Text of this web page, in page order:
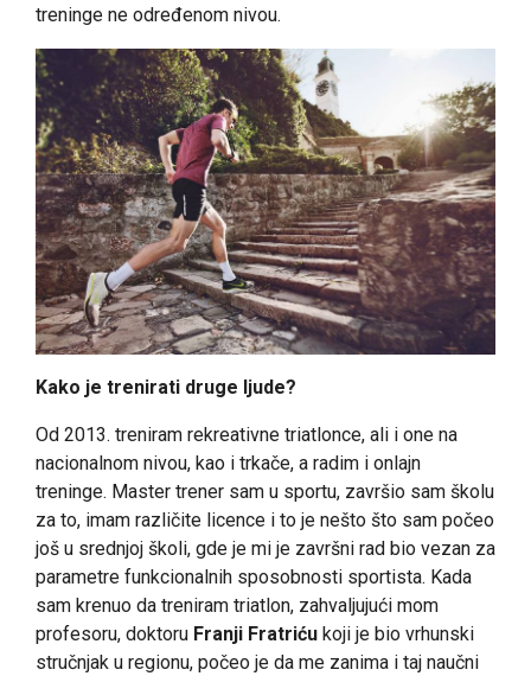
treninge ne određenom nivou.
Kako je trenirati druge ljude?
Od 2013. treniram rekreativne triatlonce, ali i one na
nacionalnom nivou, kao i trkače, a radim i onlajn
treninge. Master trener sam u sportu, završio sam školu
za to, imam različite licence i to je nešto što sam počeo
još u srednjoj školi, gde je mi je završni rad bio vezan za
parametre funkcionalnih sposobnosti sportista. Kada
sam krenuo da treniram triatlon, zahvaljujući mom
profesoru, doktoru Franji Fratriću koji je bio vrhunski
stručnjak u regionu, počeo je da me zanima i taj naučni